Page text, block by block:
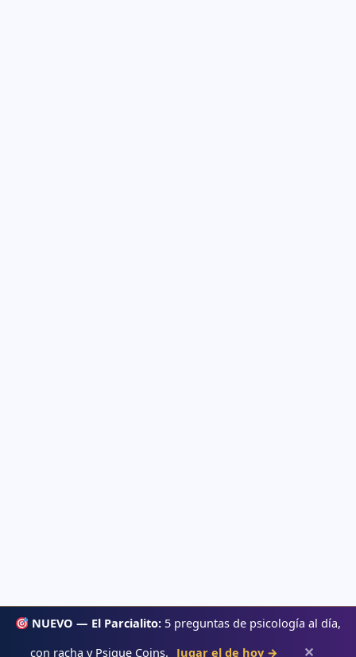
NUEVO — El Parcialito:5 preguntas de psicología al día,
con racha y Psique Coins. Jugar el de hoy → ✕